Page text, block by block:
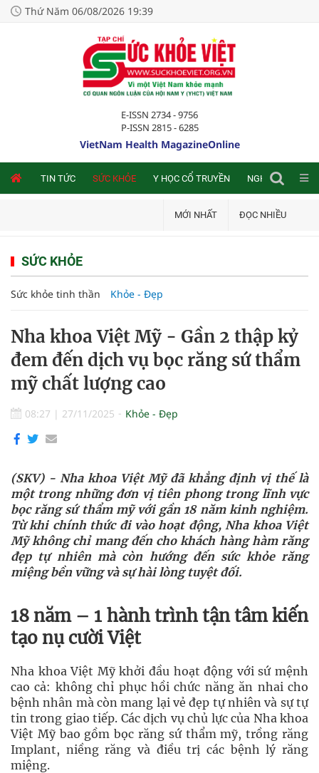
Thứ Năm 06/08/2026 19:39
E-ISSN 2734 - 9756
P-ISSN 2815 - 6285
VietNam Health MagazineOnline
TIN TỨC SỨC KHỎE Y HỌC CỔ TRUYỀN NGHIÊN CỨU
MỚI NHẤT ĐỌC NHIỀU
SỨC KHỎE
Sức khỏe tinh thần Khỏe - Đẹp
Nha khoa Việt Mỹ - Gần 2 thập kỷ
đem đến dịch vụ bọc răng sứ thẩm
mỹ chất lượng cao
08:27 | 27/11/2025 Khỏe - Đẹp
(SKV) - Nha khoa Việt Mỹ đã khẳng định vị thế là
một trong những đơn vị tiên phong trong lĩnh vực
bọc răng sứ thẩm mỹ với gần 18 năm kinh nghiệm.
Từ khi chính thức đi vào hoạt động, Nha khoa Việt
Mỹ không chỉ mang đến cho khách hàng hàm răng
đẹp tự nhiên mà còn hướng đến sức khỏe răng
miệng bền vững và sự hài lòng tuyệt đối.
18 năm – 1 hành trình tận tâm kiến
tạo nụ cười Việt
Nha khoa Việt Mỹ khởi đầu hoạt động với sứ mệnh
cao cả: không chỉ phục hồi chức năng ăn nhai cho
bệnh nhân mà còn mang lại vẻ đẹp tự nhiên và sự tự
tin trong giao tiếp. Các dịch vụ chủ lực của Nha khoa
Việt Mỹ bao gồm bọc răng sứ thẩm mỹ, trồng răng
Implant, niềng răng và điều trị các bệnh lý răng
miệng.